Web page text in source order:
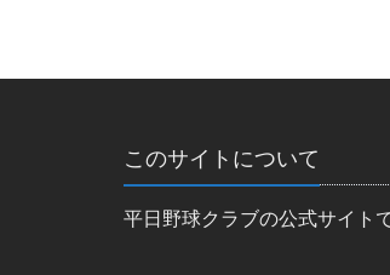
このサイトについて
平日野球クラブの公式サイトで